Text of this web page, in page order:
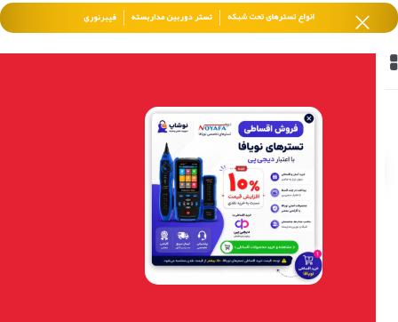
فیلتر محصولات
تومان